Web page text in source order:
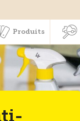
Produits